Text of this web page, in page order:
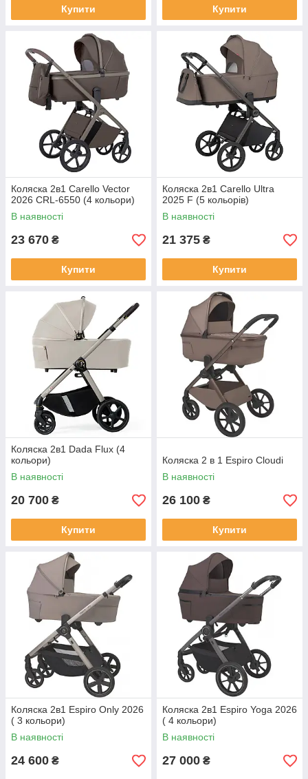
Купити Купити
Коляска 2в1 Carello Vector
2026 CRL-6550 (4 кольори)
В наявності
23 670 ₴
Купити
Коляска 2в1 Carello Ultra
2025 F (5 кольорів)
В наявності
21 375 ₴
Купити
Коляска 2в1 Dada Flux (4
кольори)
В наявності
20 700 ₴
Купити
Коляска 2 в 1 Espiro Cloudi
В наявності
26 100 ₴
Купити
Коляска 2в1 Espiro Only 2026
( 3 кольори)
В наявності
24 600 ₴
Коляска 2в1 Espiro Yoga 2026
( 4 кольори)
В наявності
27 000 ₴